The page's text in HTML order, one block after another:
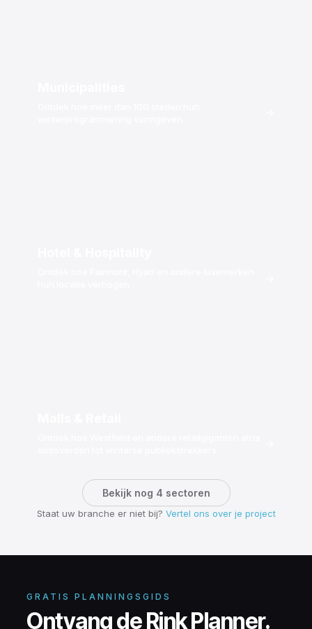
Bekijk nog 4 sectoren
Staat uw branche er niet bij? Vertel ons over je project
GRATIS PLANNINGSGIDS
Ontvang de Rink Planner.